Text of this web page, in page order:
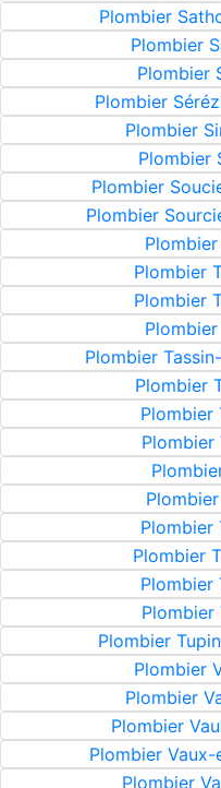
Plombier
Plombier
Plombier
Plombier
Plombier
Plombier
Plombier
Plombier
Plombier
Plombier
Plombier
Plombier
Plombier
Plombier
Plombier
Plombier
Plombier
Plombier
Plombier
Plombier
Plombier
Plombier
Plombier
Plombier